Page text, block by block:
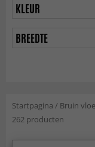
KLEUR
BREEDTE
Startpagina / Bruin
262 producten